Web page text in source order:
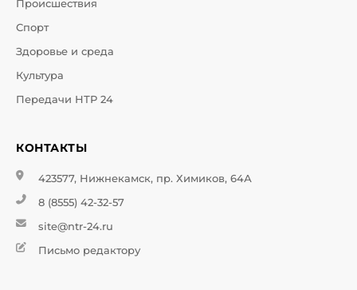
Происшествия
Спорт
Здоровье и среда
Культура
Передачи НТР 24
КОНТАКТЫ
423577, Нижнекамск, пр. Химиков, 64А
8 (8555) 42-32-57
site@ntr-24.ru
Письмо редактору